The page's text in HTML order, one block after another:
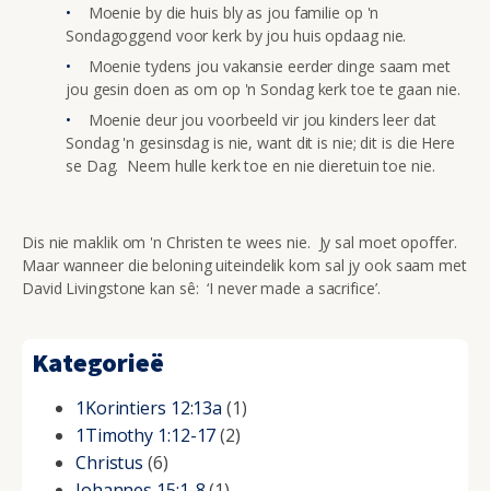
Moenie by die huis bly as jou familie op 'n
Sondagoggend voor kerk by jou huis opdaag nie.
Moenie tydens jou vakansie eerder dinge saam met
jou gesin doen as om op 'n Sondag kerk toe te gaan nie.
Moenie deur jou voorbeeld vir jou kinders leer dat
Sondag 'n gesinsdag is nie, want dit is nie; dit is die Here
se Dag. Neem hulle kerk toe en nie dieretuin toe nie.
Dis nie maklik om 'n Christen te wees nie. Jy sal moet opoffer.
Maar wanneer die beloning uiteindelik kom sal jy ook saam met
David Livingstone kan sê: ‘I never made a sacrifice’.
Kategorieë
1Korintiers 12:13a (1)
1Timothy 1:12-17(2)
Christus (6)